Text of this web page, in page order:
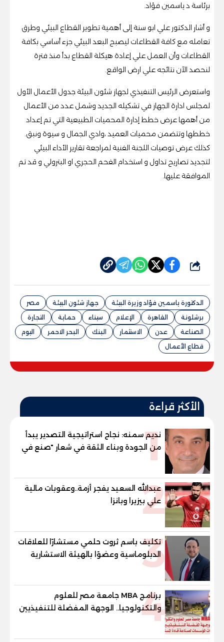
برئاسة د ياسمين فؤاد.
و أشار الدكتور علي ابو سنة إلى أهمية تطوير القطاع البيئي وطرق
تعامله مع كافة القطاعات ليصبح البعد البيئي جزء أساسي بكافة
القطاعات وأن العمل علي إعادة هيكلة القطاع بدأ منذ فترة
لنحصد الآن نتائجه علي ارض الواقع.
واستعرض الرئيس التنفيذي لجهاز شئون البيئة جدول الأعمال الأول
لمجلس ادارة الجهاز في تشكيله الجديد وشمل عدد من الأعمال
من أهمها عرض خطط إدارة المحميات الطبيعية التي تم إعداد
خططها وتتضمن محميات العميد ،وادي الجمال و سيوة ونبق.
كذلك عرض توصيات اللجنة الفنية لمراجعة تقارير الأداء البيئي
لتجديد تصاريح تداول و استخدام الفحم الحجري او البترولي و قد تم
الموافقة عليها.
شارك
الدكتورة ياسمين فؤاد وزيرة البيئة جهاز شئون البيئة
مصر
برشلونة
القاهرة الإعلام سيناء حماية
التجارة
الصناعة
عدن الاستثمار البنك البحر الاحمر
اليوم
قطاع الأعمال
الأكثر قراءة
1
نديم سمنه: نجاح استراتيجية التصدير يبدأ
من الجودة وبناء الثقة في شعار "صنع في
مصر"
2
عبدالله السعيد يفجر أزمة..وعقوبات مالية
علي بيزيرا وبانزا
3
تكليف باسم ثروت حلمي مستشارًا للعلاقات
الدبلوماسية وعضوًا بالهيئة الاستشارية
العليا لمنظمة «جاد جمينت يوإن»
4
برنامج MBA جامعة مصر للعلوم
والتكنولوجيا.. الوجهة المفضلة للتنفيذيين
وقيادات المؤسسات لصناعة قادة